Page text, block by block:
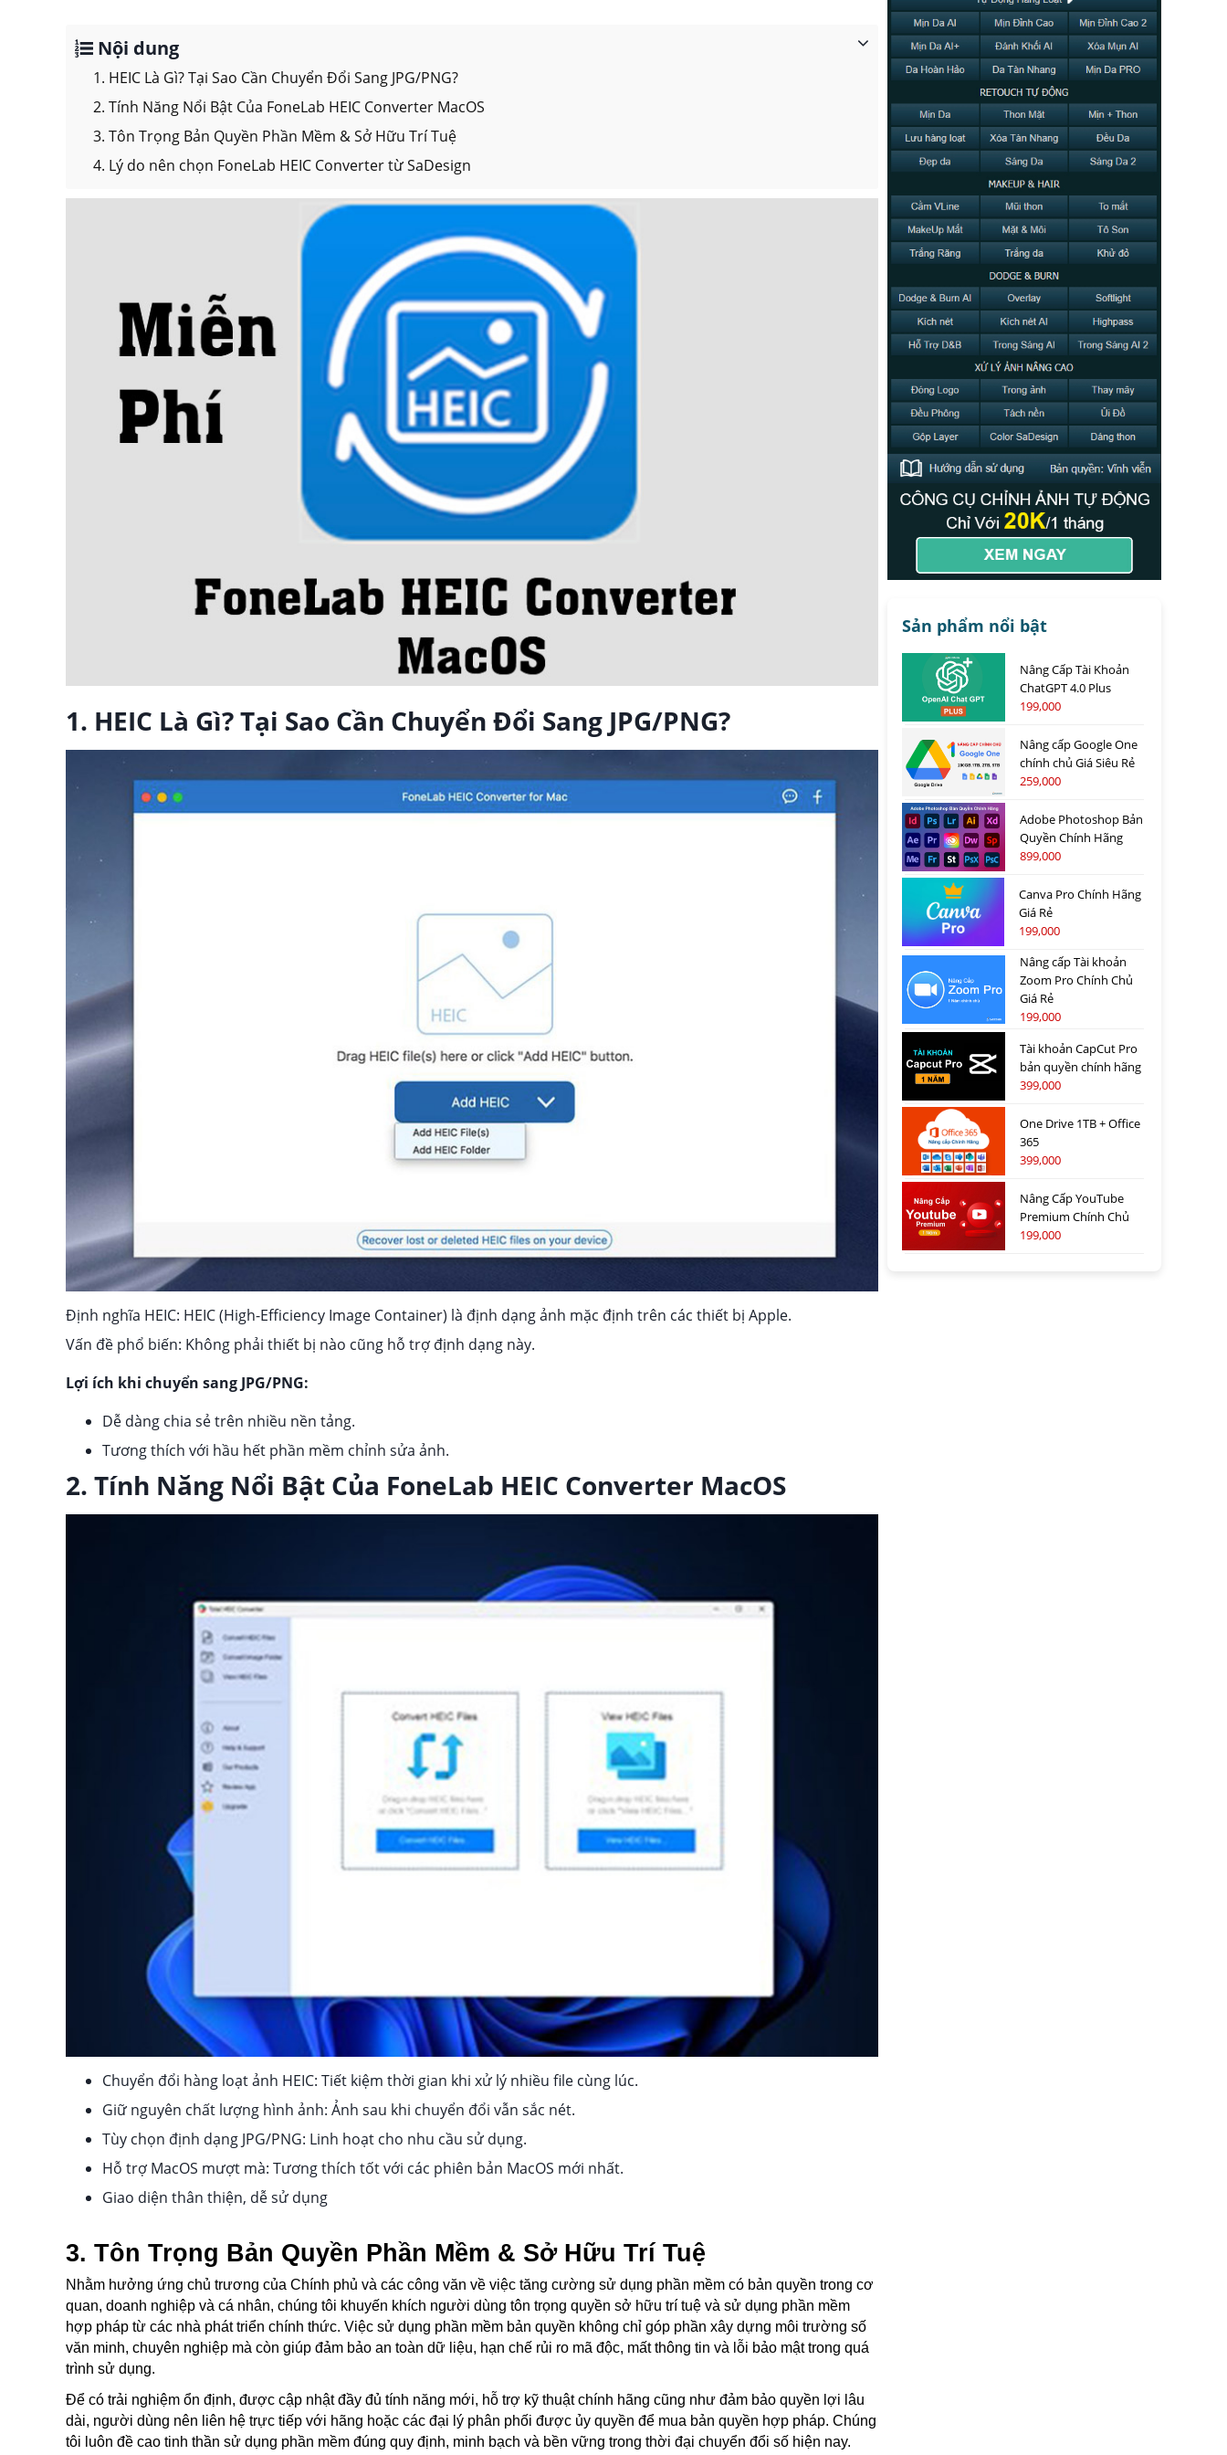
Nội dung
1. HEIC Là Gì? Tại Sao Cần Chuyển Đổi Sang JPG/PNG?
2. Tính Năng Nổi Bật Của FoneLab HEIC Converter MacOS
3. Tôn Trọng Bản Quyền Phần Mềm & Sở Hữu Trí Tuệ
4. Lý do nên chọn FoneLab HEIC Converter từ SaDesign
1. HEIC Là Gì? Tại Sao Cần Chuyển Đổi Sang JPG/PNG?
Định nghĩa HEIC: HEIC (High-Efficiency Image Container) là định dạng ảnh mặc định trên các thiết bị Apple.
Vấn đề phổ biến: Không phải thiết bị nào cũng hỗ trợ định dạng này.
Lợi ích khi chuyển sang JPG/PNG:
Dễ dàng chia sẻ trên nhiều nền tảng.
Tương thích với hầu hết phần mềm chỉnh sửa ảnh.
2. Tính Năng Nổi Bật Của FoneLab HEIC Converter MacOS
Chuyển đổi hàng loạt ảnh HEIC: Tiết kiệm thời gian khi xử lý nhiều file cùng lúc.
Giữ nguyên chất lượng hình ảnh: Ảnh sau khi chuyển đổi vẫn sắc nét.
Tùy chọn định dạng JPG/PNG: Linh hoạt cho nhu cầu sử dụng.
Hỗ trợ MacOS mượt mà: Tương thích tốt với các phiên bản MacOS mới nhất.
Giao diện thân thiện, dễ sử dụng
3. Tôn Trọng Bản Quyền Phần Mềm & Sở Hữu Trí Tuệ
Nhằm hưởng ứng chủ trương của Chính phủ và các công văn về việc tăng cường sử dụng phần mềm có bản quyền trong cơ
quan, doanh nghiệp và cá nhân, chúng tôi khuyến khích người dùng tôn trọng quyền sở hữu trí tuệ và sử dụng phần mềm
hợp pháp từ các nhà phát triển chính thức. Việc sử dụng phần mềm bản quyền không chỉ góp phần xây dựng môi trường số
văn minh, chuyên nghiệp mà còn giúp đảm bảo an toàn dữ liệu, hạn chế rủi ro mã độc, mất thông tin và lỗi bảo mật trong quá
trình sử dụng.
Để có trải nghiệm ổn định, được cập nhật đầy đủ tính năng mới, hỗ trợ kỹ thuật chính hãng cũng như đảm bảo quyền lợi lâu
dài, người dùng nên liên hệ trực tiếp với hãng hoặc các đại lý phân phối được ủy quyền để mua bản quyền hợp pháp. Chúng
tôi luôn đề cao tinh thần sử dụng phần mềm đúng quy định, minh bạch và bền vững trong thời đại chuyển đổi số hiện nay.
Sản phẩm nổi bật
Nâng Cấp Tài Khoản
ChatGPT 4.0 Plus
199,000
Nâng cấp Google One
chính chủ Giá Siêu Rẻ
259,000
Adobe Photoshop Bản
Quyền Chính Hãng
899,000
Canva Pro Chính Hãng
Giá Rẻ
199,000
Nâng cấp Tài khoản
Zoom Pro Chính Chủ
Giá Rẻ
199,000
Tài khoản CapCut Pro
bản quyền chính hãng
399,000
One Drive 1TB + Office
365
399,000
Nâng Cấp YouTube
Premium Chính Chủ
199,000